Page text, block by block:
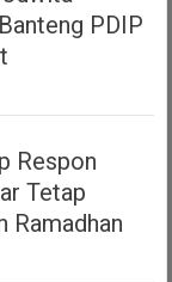
PDIP
Respon
Tetap
Ramadhan